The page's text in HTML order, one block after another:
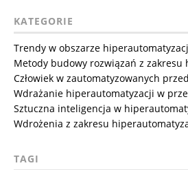
KATEGORIE
Trendy w obszarze
Metody budowy rozwiązań z zakresu
Człowiek w zautomatyzowanych
Wdrażanie hiperautomatyzacji w
Sztuczna inteligencja w
Wdrożenia z zakresu
TAGI